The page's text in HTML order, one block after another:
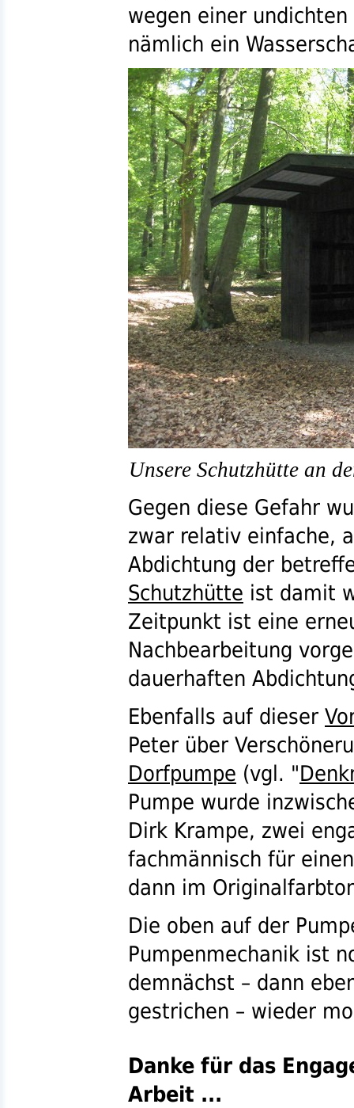
wegen einer
nämlich ein
Unsere Schutzhütte an
Gegen diese Gefahr
zwar relativ einfache,
Abdichtung der
Schutzhütte ist damit
Zeitpunkt ist eine
Nachbearbeitung
dauerhaften
Ebenfalls auf dieser
Peter über
Dorfpumpe (vgl. "
Pumpe wurde
Dirk Krampe, zwei
fachmännisch für
dann im
Die oben auf der
Pumpenmechanik ist
demnächst – dann
gestrichen – wieder
Danke für das
Arbeit ...